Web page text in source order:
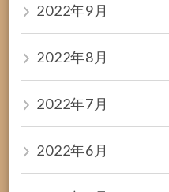
2022年9月
2022年8月
2022年7月
2022年6月